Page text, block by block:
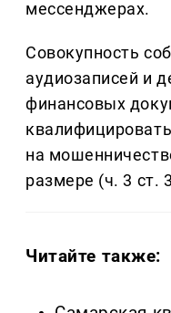
мессенджерах.
Совокупность
аудиозаписей и
финансовых
на
размере (ч. 3 ст.
Читайте также: